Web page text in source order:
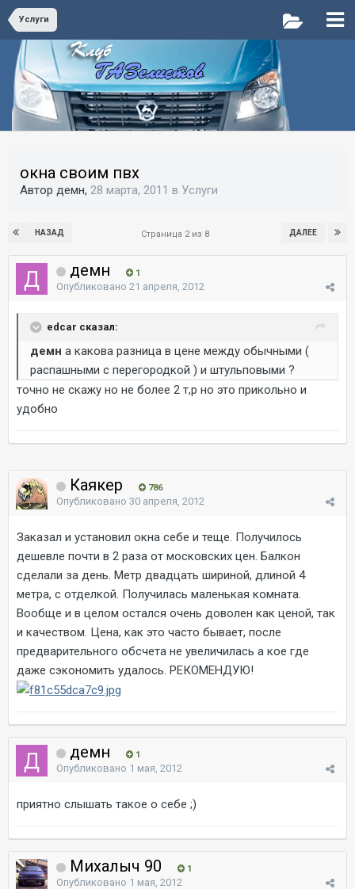
Услуги
окна своим пвх
Автор демн, 28 марта, 2011 в Услуги
НАЗАД ДАЛЕЕ
Страница 2 из 8
демн 1
Опубликовано 21 апреля, 2012
edcar сказал:
демн а какова разница в цене между обычными (
распашными с перегородкой ) и штульповыми ?
точно не скажу но не более 2 т,р но это прикольно и
удобно
Каякер 786
Опубликовано 30 апреля, 2012
Заказал и установил окна себе и теще. Получилось
дешевле почти в 2 раза от московских цен. Балкон
сделали за день. Метр двадцать шириной, длиной 4
метра, с отделкой. Получилась маленькая комната.
Вообще и в целом остался очень доволен как ценой, так
и качеством. Цена, как это часто бывает, после
предварительного обсчета не увеличилась а кое где
даже сэкономить удалось. РЕКОМЕНДУЮ!
демн 1
Опубликовано 1 мая, 2012
приятно слышать такое о себе ;)
Михалыч 90 1
Опубликовано 1 мая, 2012